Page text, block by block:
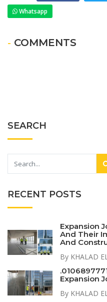
Whatsapp
- COMMENTS
SEARCH
RECENT POSTS
Expansion
And Their
And
By KHALAD
Expansion
By KHALAD